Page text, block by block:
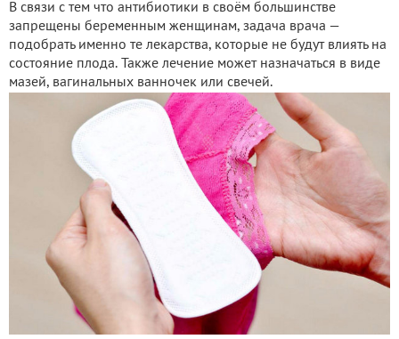
В связи с тем что антибиотики в своём большинстве
запрещены беременным женщинам, задача врача —
подобрать именно те лекарства, которые не будут влиять на
состояние плода. Также лечение может назначаться в виде
мазей, вагинальных ванночек или свечей.